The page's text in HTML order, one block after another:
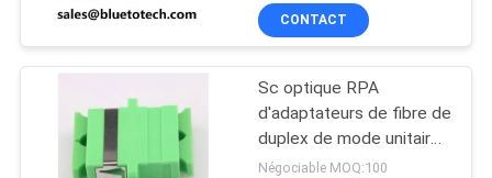
Fibre optique
Splitter
CONTACT
Sc optique RPA
d'adaptateurs de fibre de
duplex de mode unitaire
avec la bride
Négociable MOQ:100